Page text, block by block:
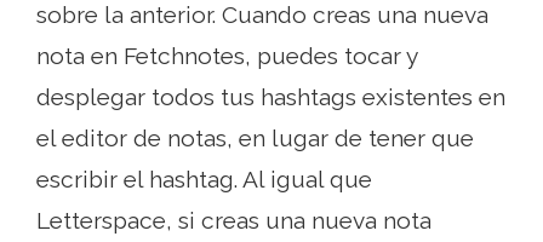
sobre la anterior. Cuando creas una nueva
nota en Fetchnotes, puedes tocar y
desplegar todos tus hashtags existentes en
el editor de notas, en lugar de tener que
escribir el hashtag. Al igual que
Letterspace, si creas una nueva nota